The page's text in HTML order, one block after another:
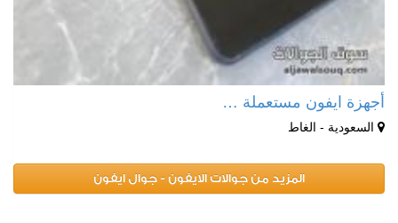
أجهزة ايفون مستعملة …
السعودية - الغاط
المزيد من جوالات الايفون - جوال ايفون